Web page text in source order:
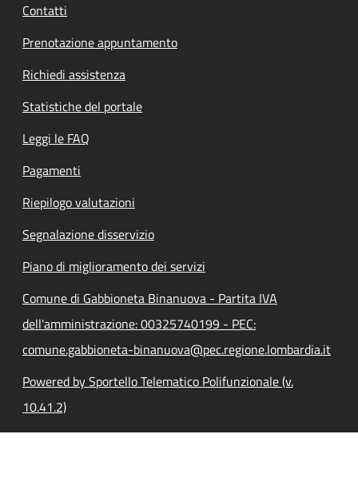
Contatti
Prenotazione appuntamento
Richiedi assistenza
Statistiche del portale
Leggi le FAQ
Pagamenti
Riepilogo valutazioni
Segnalazione disservizio
Piano di miglioramento dei servizi
Comune di Gabbioneta Binanuova - Partita IVA
dell'amministrazione: 00325740199 - PEC:
comune.gabbioneta-binanuova@pec.regione.lombardia.it
Powered by Sportello Telematico Polifunzionale (v.
10.41.2)